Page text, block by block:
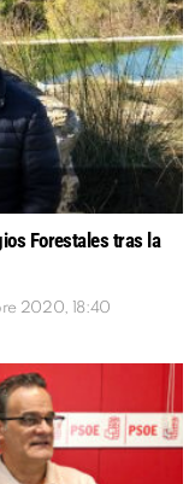
Forestales tras la
2020, 18:40